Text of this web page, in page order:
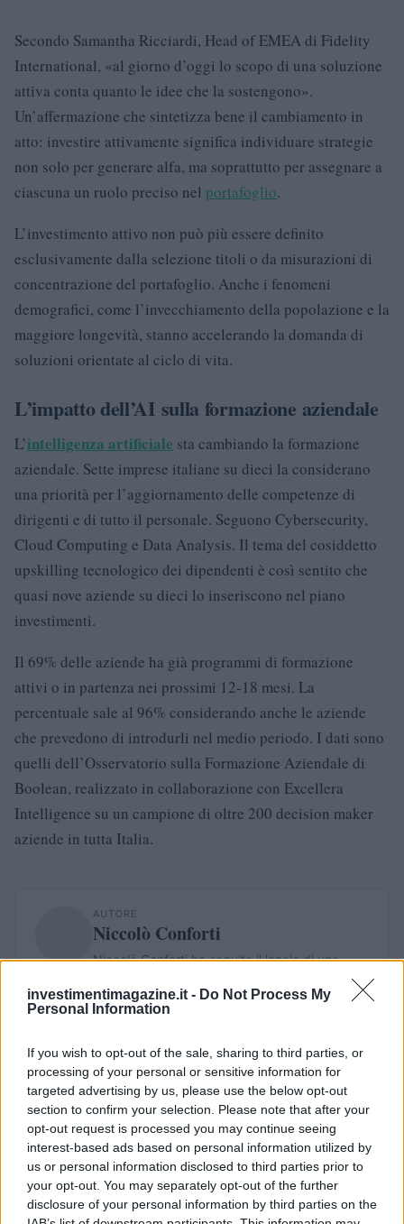
investimentimagazine.it - Do Not Process My
Personal Information
If you wish to opt-out of the sale, sharing to third parties, or
processing of your personal or sensitive information for
targeted advertising by us, please use the below opt-out
section to confirm your selection. Please note that after your
opt-out request is processed you may continue seeing
interest-based ads based on personal information utilized by
us or personal information disclosed to third parties prior to
your opt-out. You may separately opt-out of the further
disclosure of your personal information by third parties on the
Secondo Samantha Ricciardi, Head of EMEA di Fidelity
International, «al giorno d’oggi lo scopo di una soluzione
attiva conta quanto le idee che la sostengono».
Un’affermazione che sintetizza bene il cambiamento in
atto: investire attivamente significa individuare strategie
non solo per generare alfa, ma soprattutto per assegnare a
ciascuna un ruolo preciso nel portafoglio.
L’investimento attivo non può più essere definito
esclusivamente dalla selezione titoli o da misurazioni di
concentrazione del portafoglio. Anche i fenomeni
demografici, come l’invecchiamento della popolazione e la
maggiore longevità, stanno accelerando la domanda di
soluzioni orientate al ciclo di vita.
L’impatto dell’AI sulla formazione aziendale
L’intelligenza artificiale sta cambiando la formazione
aziendale. Sette imprese italiane su dieci la considerano
una priorità per l’aggiornamento delle competenze di
dirigenti e di tutto il personale. Seguono Cybersecurity,
Cloud Computing e Data Analysis. Il tema del cosiddetto
upskilling tecnologico dei dipendenti è così sentito che
quasi nove aziende su dieci lo inseriscono nel piano
investimenti.
Il 69% delle aziende ha già programmi di formazione
attivi o in partenza nei prossimi 12-18 mesi. La
percentuale sale al 96% considerando anche le aziende
che prevedono di introdurli nel medio periodo. I dati sono
quelli dell’Osservatorio sulla Formazione Aziendale di
Boolean, realizzato in collaborazione con Excellera
Intelligence su un campione di oltre 200 decision maker
aziende in tutta Italia.
AUTORE
Niccolò Conforti
Niccolò Conforti ha seguito il lancio di una
Direzionale, sostenendo una linea editoriale
pro-innovazione nel settore fintech. Analista
mantiene un registro delle prime pitch a cui ha
assistito a Napoli.